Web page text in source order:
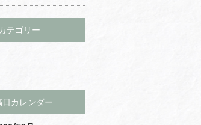
カテゴリー
日カレンダー